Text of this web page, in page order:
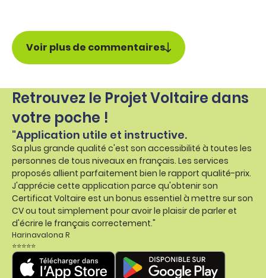
Voir plus de commentaires
Retrouvez le Projet Voltaire dans
votre poche !
"Application utile et instructive.
Sa plus grande qualité c'est son accessibilité à toutes les
personnes de tous niveaux en français. Les services
proposés allient parfaitement bien le rapport qualité-prix.
J'apprécie cette application parce qu'obtenir son
Certificat Voltaire est un bonus essentiel à mettre sur son
CV ou tout simplement pour avoir le plaisir de parler et
d'écrire le français correctement."
Harinavalona R
⭐⭐⭐⭐⭐